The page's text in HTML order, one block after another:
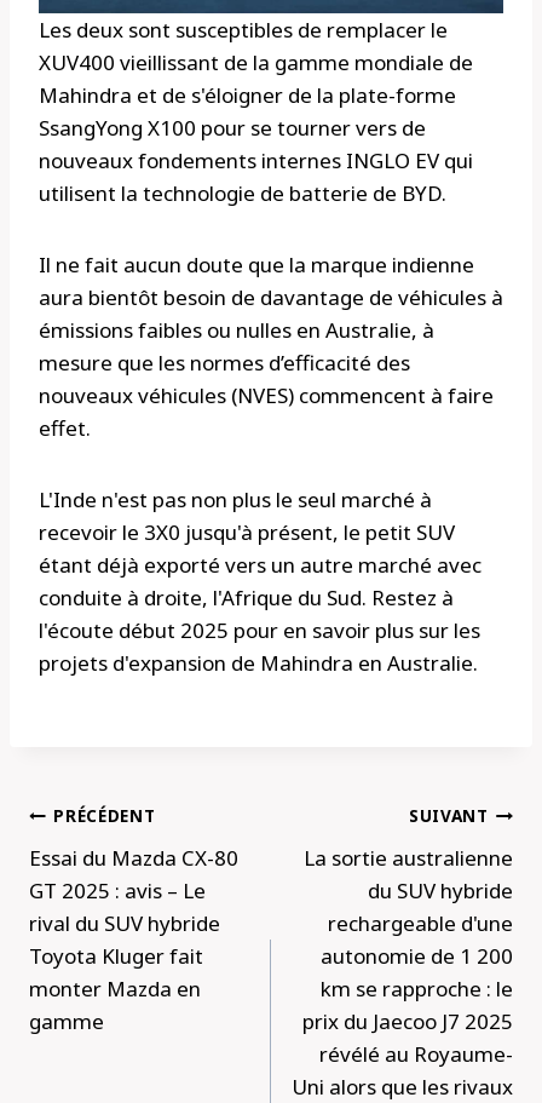
Les deux sont susceptibles de remplacer le
XUV400 vieillissant de la gamme mondiale de
Mahindra et de s'éloigner de la plate-forme
SsangYong X100 pour se tourner vers de
nouveaux fondements internes INGLO EV qui
utilisent la technologie de batterie de BYD.
Il ne fait aucun doute que la marque indienne
aura bientôt besoin de davantage de véhicules à
émissions faibles ou nulles en Australie, à
mesure que les normes d’efficacité des
nouveaux véhicules (NVES) commencent à faire
effet.
L'Inde n'est pas non plus le seul marché à
recevoir le 3X0 jusqu'à présent, le petit SUV
étant déjà exporté vers un autre marché avec
conduite à droite, l'Afrique du Sud. Restez à
l'écoute début 2025 pour en savoir plus sur les
projets d'expansion de Mahindra en Australie.
Navigation
de
l’article
PRÉCÉDENT
Essai du Mazda CX-80
GT 2025 : avis – Le
rival du SUV hybride
Toyota Kluger fait
monter Mazda en
gamme
SUIVANT
La sortie australienne
du SUV hybride
rechargeable d'une
autonomie de 1 200
km se rapproche : le
prix du Jaecoo J7 2025
révélé au Royaume-
Uni alors que les rivaux